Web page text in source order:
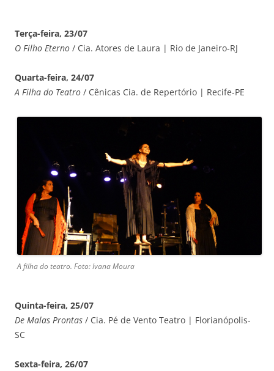
Terça-feira, 23/07
O Filho Eterno / Cia. Atores de Laura | Rio de Janeiro-RJ
Quarta-feira, 24/07
A Filha do Teatro / Cênicas Cia. de Repertório | Recife-PE
A filha do teatro. Foto: Ivana Moura
Quinta-feira, 25/07
De Malas Prontas / Cia. Pé de Vento Teatro | Florianópolis-
SC
Sexta-feira, 26/07